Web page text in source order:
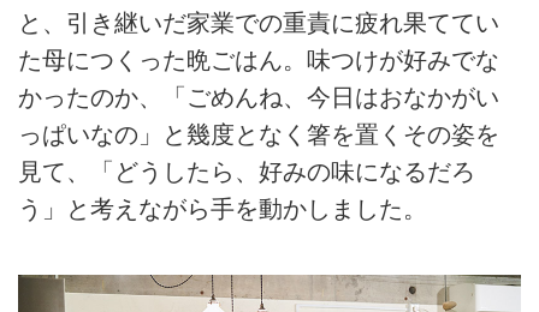
と、引き継いだ家業での重責に疲れ果ててい
た母につくった晩ごはん。味つけが好みでな
かったのか、「ごめんね、今日はおなかがい
っぱいなの」と幾度となく箸を置くその姿を
見て、「どうしたら、好みの味になるだろ
う」と考えながら手を動かしました。